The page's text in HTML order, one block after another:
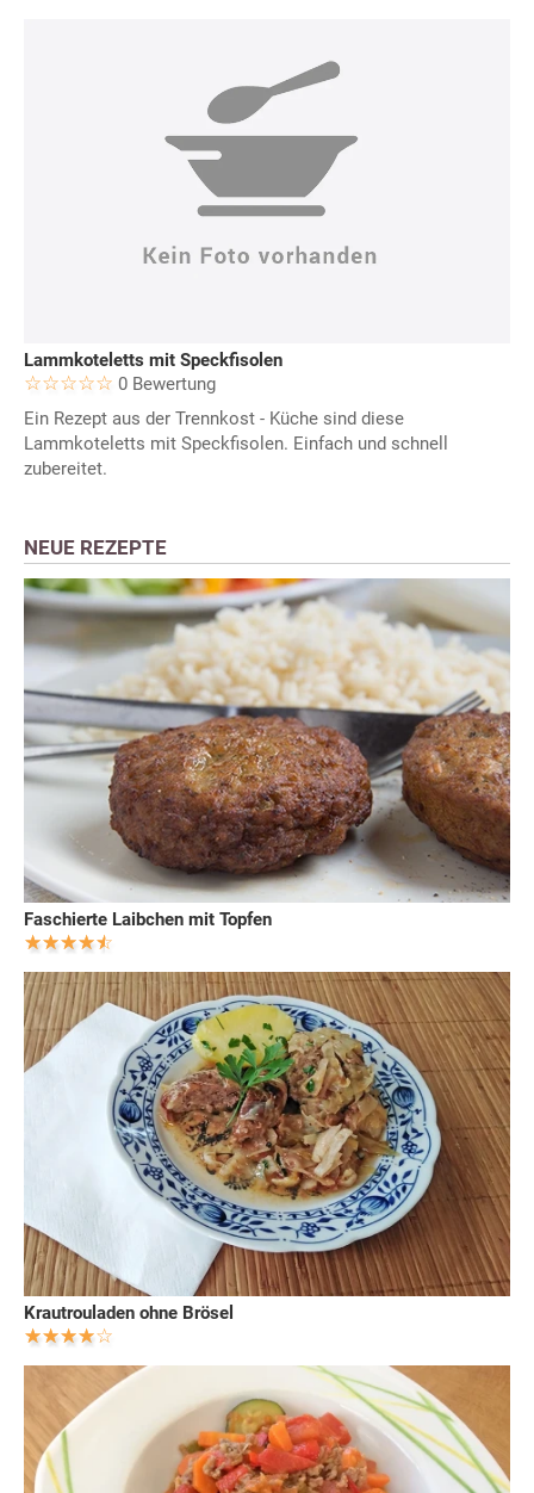
Lammkoteletts mit Speckfisolen
0 Bewertung
Ein Rezept aus der Trennkost - Küche sind diese
Lammkoteletts mit Speckfisolen. Einfach und schnell
zubereitet.
NEUE REZEPTE
Faschierte Laibchen mit Topfen
Krautrouladen ohne Brösel